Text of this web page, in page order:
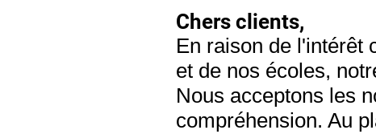
Chers clients,
En raison de l'intérêt
et de nos écoles,
Nous acceptons les
compréhension. Au